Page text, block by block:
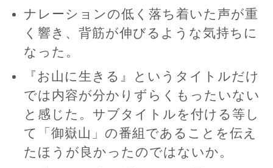
ナレーションの低く落ち着いた声が重
く響き、背筋が伸びるような気持ちに
なった。
『お山に生きる』というタイトルだけ
では内容が分かりずらくもったいない
と感じた。サブタイトルを付ける等し
て「御嶽山」の番組であることを伝え
たほうが良かったのではないか。